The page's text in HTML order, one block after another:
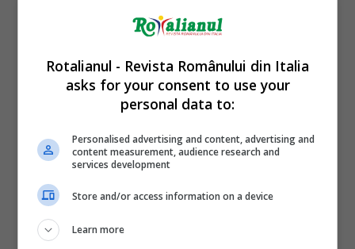
Rotalianul - Revista Românului din Italia
asks for your consent to use your
personal data to:
Personalised advertising and content, advertising and
content measurement, audience research and
services development
Store and/or access information on a device
Learn more